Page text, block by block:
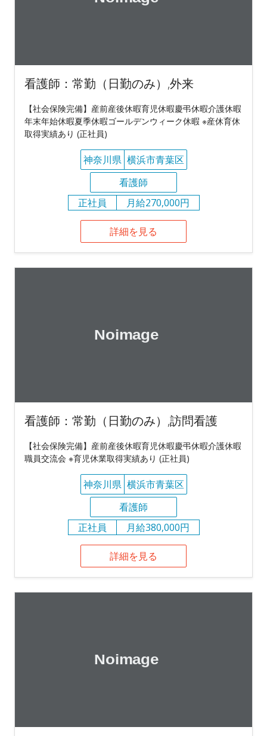
看護師：常勤（日勤のみ）,外来
【社会保険完備】産前産後休暇育児休暇慶弔休暇介護休暇
年末年始休暇夏季休暇ゴールデンウィーク休暇 ※産休育休
取得実績あり (正社員)
神奈川県 横浜市青葉区
看護師
正社員
月給270,000円
詳細を見る
看護師：常勤（日勤のみ）,訪問看護
【社会保険完備】産前産後休暇育児休暇慶弔休暇介護休暇
職員交流会 ※育児休業取得実績あり (正社員)
神奈川県 横浜市青葉区
看護師
正社員
月給380,000円
詳細を見る